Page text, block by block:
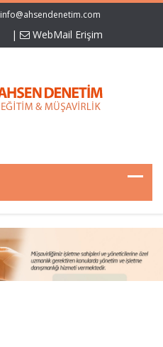
info@ahsendenetim.com
| WebMail Erişim